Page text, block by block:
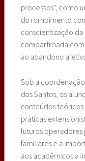
processos”, como
do rompimento
conscientização
compartilhada
ao abandono
Sob a
dos Santos, os
conteúdos
práticas
futuros operadores
familiares e a
aos acadêmicos a